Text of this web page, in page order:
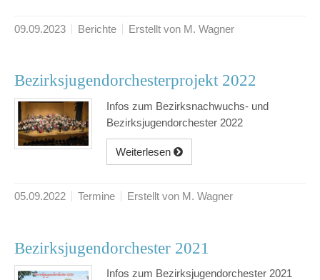
09.09.2023 Berichte Erstellt von M. Wagner
Bezirksjugendorchesterprojekt 2022
Infos zum Bezirksnachwuchs- und
Bezirksjugendorchester 2022
Weiterlesen
05.09.2022 Termine Erstellt von M. Wagner
Bezirksjugendorchester 2021
Infos zum Bezirksjugendorchester 2021